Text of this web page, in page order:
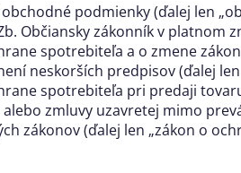
podmienky (ďalej len
Občiansky zákonník v platnom
spotrebiteľa a o zmene
neskorších predpisov (ďalej
spotrebiteľa pri predaji
zmluvy uzavretej mimo
zákonov (ďalej len „zákon o